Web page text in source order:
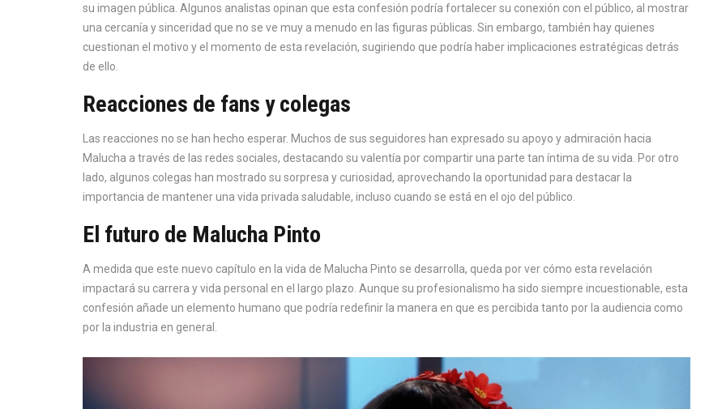
su imagen pública. Algunos analistas opinan que esta confesión podría fortalecer su conexión con el público, al mostrar
una cercanía y sinceridad que no se ve muy a menudo en las figuras públicas. Sin embargo, también hay quienes
cuestionan el motivo y el momento de esta revelación, sugiriendo que podría haber implicaciones estratégicas detrás
de ello.
Reacciones de fans y colegas
Las reacciones no se han hecho esperar. Muchos de sus seguidores han expresado su apoyo y admiración hacia
Malucha a través de las redes sociales, destacando su valentía por compartir una parte tan íntima de su vida. Por otro
lado, algunos colegas han mostrado su sorpresa y curiosidad, aprovechando la oportunidad para destacar la
importancia de mantener una vida privada saludable, incluso cuando se está en el ojo del público.
El futuro de Malucha Pinto
A medida que este nuevo capítulo en la vida de Malucha Pinto se desarrolla, queda por ver cómo esta revelación
impactará su carrera y vida personal en el largo plazo. Aunque su profesionalismo ha sido siempre incuestionable, esta
confesión añade un elemento humano que podría redefinir la manera en que es percibida tanto por la audiencia como
por la industria en general.